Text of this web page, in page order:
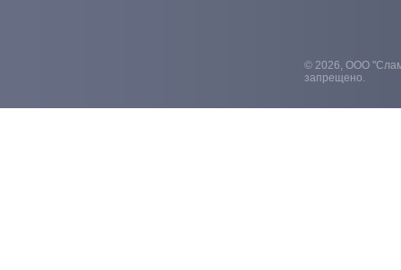
© 2026, ООО
запрещено.